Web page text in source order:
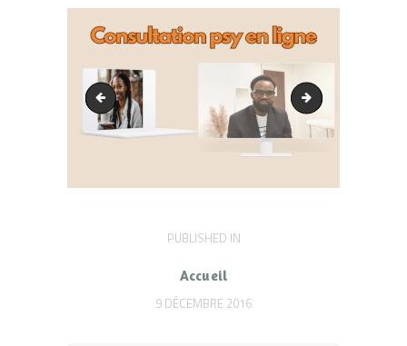
Consultation psy en cabinet Consulter un
NavigationPUBLISHED IN
Accueil
9 DÉCEMBRE 2016